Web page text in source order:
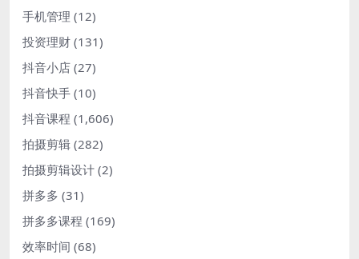
手机管理 (12)
投资理财 (131)
抖音小店 (27)
抖音快手 (10)
抖音课程 (1,606)
拍摄剪辑 (282)
拍摄剪辑设计 (2)
拼多多 (31)
拼多多课程 (169)
效率时间 (68)